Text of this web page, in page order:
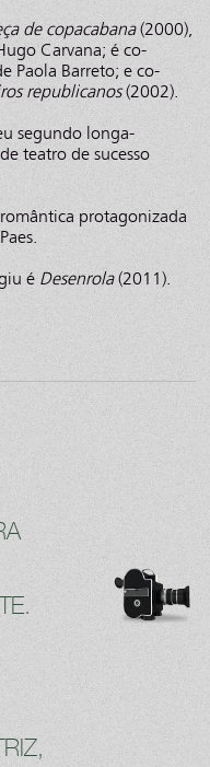
de copacabana(2000),
Carvana; é co-
Paola Barreto; e co-
republicanos(2002).
segundo longa-
teatro de sucesso
protagonizada
é Desenrola(2011).